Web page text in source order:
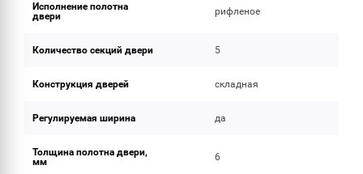
Исполнение полотна
двери
рифленое
Количество секций двери 5
Конструкция дверей складная
Регулируемая ширина да
Толщина полотна двери,
мм
6